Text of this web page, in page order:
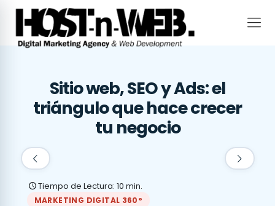
Sitio web, SEO y Ads: el
triángulo que hace crecer
tu negocio
Tiempo de Lectura: 10 min.
MARKETING DIGITAL 360°